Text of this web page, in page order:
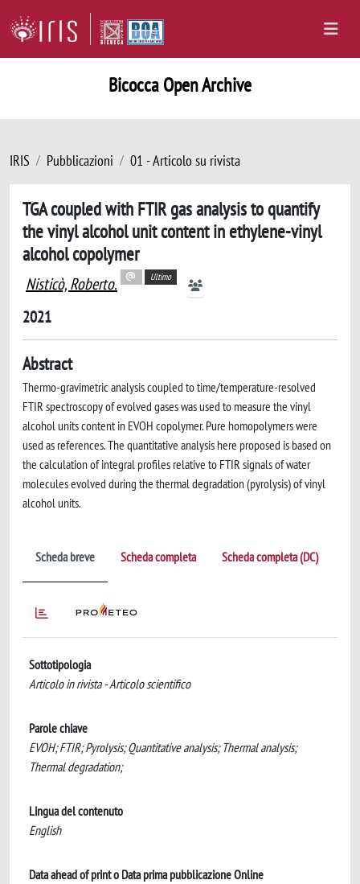
Bicocca Open Archive
IRIS Pubblicazioni 01 - Articolo su rivista
TGA coupled with FTIR gas analysis to quantify
the vinyl alcohol unit content in ethylene-vinyl
alcohol copolymer
Nisticò, Roberto. Ultimo
2021
Abstract
Thermo-gravimetric analysis coupled to time/temperature-resolved
FTIR spectroscopy of evolved gases was used to measure the vinyl
alcohol units content in EVOH copolymer. Pure homopolymers were
used as references. The quantitative analysis here proposed is based on
the calculation of integral profiles relative to FTIR signals of water
molecules evolved during the thermal degradation (pyrolysis) of vinyl
alcohol units.
Scheda breve Scheda completa Scheda completa (DC)
Sottotipologia
Articolo in rivista - Articolo scientifico
Parole chiave
EVOH; FTIR; Pyrolysis; Quantitative analysis; Thermal analysis;
Thermal degradation;
Lingua del contenuto
English
Data ahead of print o Data prima pubblicazione Online